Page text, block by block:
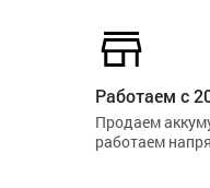
Работаем с
Продаем
работаем